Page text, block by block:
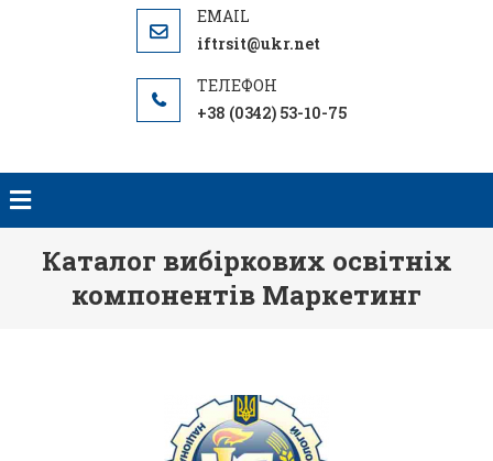
iftrsit@ukr.net
+38 (0342) 53-10-75
Каталог вибіркових освітніх
компонентів Маркетинг